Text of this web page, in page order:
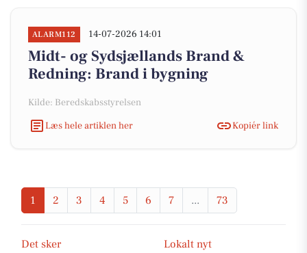
ALARM112 14-07-2026 14:01
Midt- og Sydsjællands Brand &
Redning: Brand i bygning
Kilde: Beredskabsstyrelsen
Læs hele artiklen her
Kopiér link
1 2 3 4 5 6 7 ... 73
Det sker
Lokalt nyt